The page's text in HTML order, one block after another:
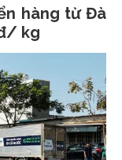
hàng từ Đà
kg